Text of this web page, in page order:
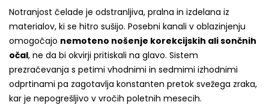
Notranjost čelade je odstranljiva, pralna in izdelana iz
materialov, ki se hitro sušijo. Posebni kanali v oblazinjenju
omogočajo nemoteno nošenje korekcijskih ali sončnih
očal, ne da bi okvirji pritiskali na glavo. Sistem
prezračevanja s petimi vhodnimi in sedmimi izhodnimi
odprtinami pa zagotavlja konstanten pretok svežega zraka,
kar je nepogrešljivo v vročih poletnih mesecih.